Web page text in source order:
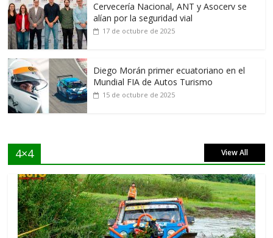
Cervecería Nacional, ANT y Asocerv se
alían por la seguridad vial
17 de octubre de 2025
Diego Morán primer ecuatoriano en el
Mundial FIA de Autos Turismo
15 de octubre de 2025
4×4 View All